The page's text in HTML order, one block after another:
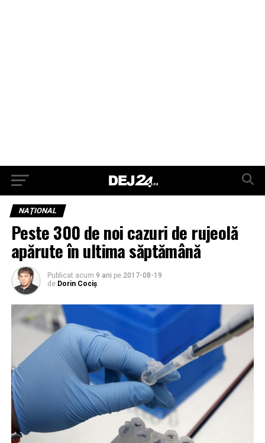
NAŢIONAL
Peste 300 de noi cazuri de rujeolă
apărute în ultima săptămână
Publicat acum 9 ani pe 2017-08-19
de Dorin Cociș